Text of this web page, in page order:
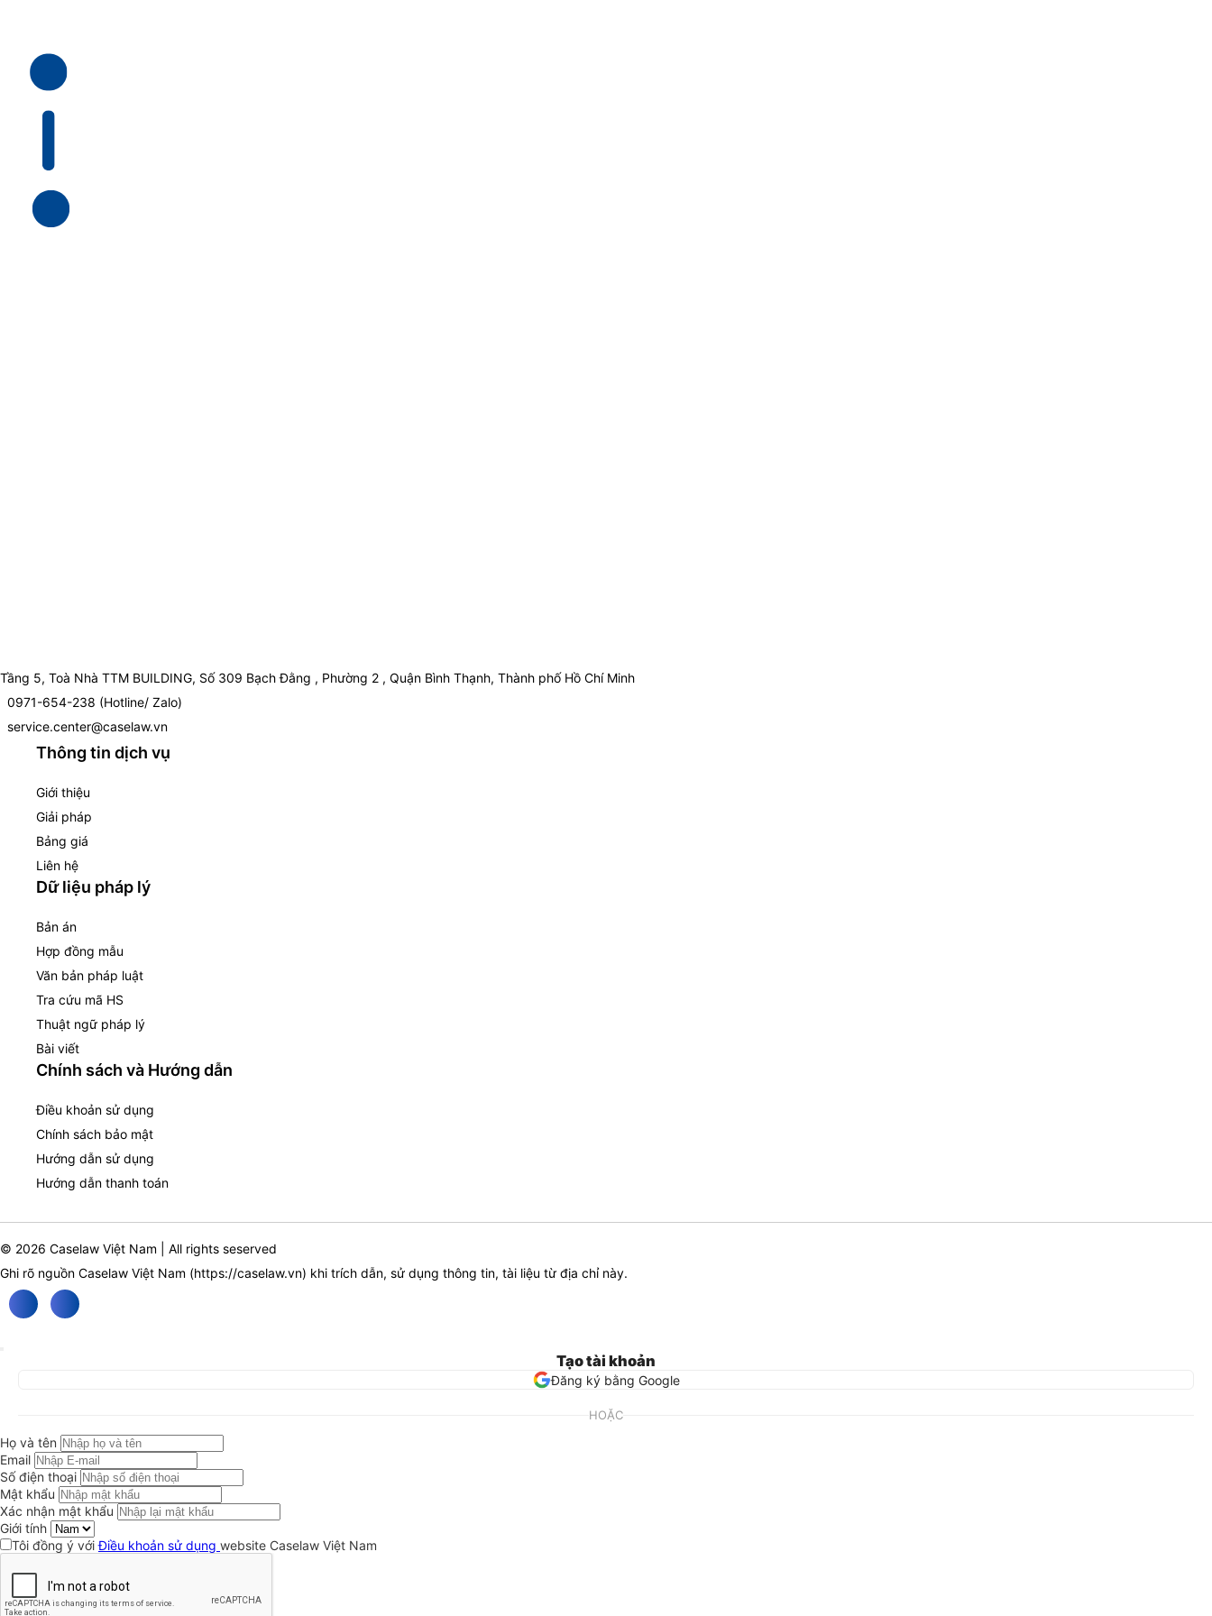
Tầng 5, Toà Nhà TTM BUILDING, Số 309 Bạch Đằng , Phường 2 , Quận Bình Thạnh, Thành phố Hồ Chí Minh
0971-654-238 (Hotline/ Zalo)
service.center@caselaw.vn
Thông tin dịch vụ
Giới thiệu
Giải pháp
Bảng giá
Liên hệ
Dữ liệu pháp lý
Bản án
Hợp đồng mẫu
Văn bản pháp luật
Tra cứu mã HS
Thuật ngữ pháp lý
Bài viết
Chính sách và Hướng dẫn
Điều khoản sử dụng
Chính sách bảo mật
Hướng dẫn sử dụng
Hướng dẫn thanh toán
© 2026 Caselaw Việt Nam | All rights seserved
Ghi rõ nguồn Caselaw Việt Nam (https://caselaw.vn) khi trích dẫn, sử dụng thông tin, tài liệu từ địa chỉ này.
Tạo tài khoản
Đăng ký bằng Google
HOẶC
Họ và tên
Email
Số điện thoại
Mật khẩu
Xác nhận mật khẩu
Giới tính
Tôi đồng ý vớiĐiều khoản sử dụng website Caselaw Việt Nam